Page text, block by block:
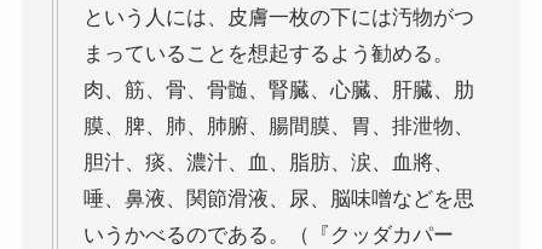
ロシアの歴史・文化とドストエフスキー
ディストピア・SF小説から考える現代社会
という人には、皮膚一枚の下には汚物がつ
まっていることを想起するよう勧める。
肉、筋、骨、骨髄、腎臓、心臓、肝臓、肋
膜、脾、肺、肺腑、腸間膜、胃、排泄物、
胆汁、痰、濃汁、血、脂肪、涙、血將、
唾、鼻液、関節滑液、尿、脳味噌などを思
いうかべるのである。（『クッダカパー